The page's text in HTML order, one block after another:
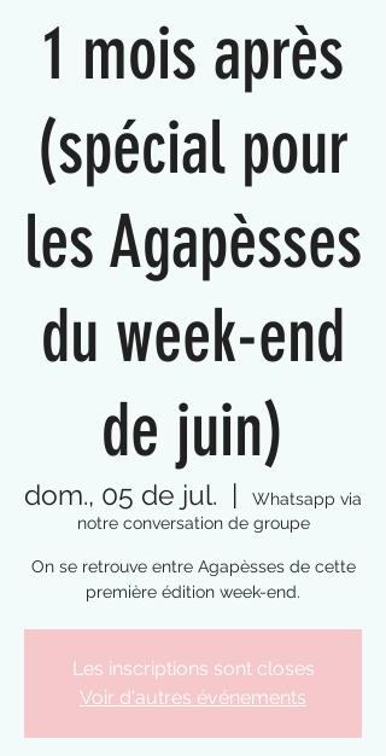
1 mois après
(spécial pour
les Agapèsses
du week-end
de juin)
dom., 05 de jul.
  |
Whatsapp via
notre conversation de groupe
On se retrouve entre Agapèsses de cette
première édition week-end.
Les inscriptions sont closes
Voir d'autres événements